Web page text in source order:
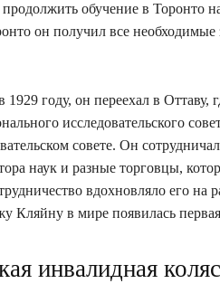
продолжить обучение в Торонто
он получил все
году, он переехал в Оттаву,
исследовательского
совете. Он
наук и разные торговцы,
вдохновляло его
в мире появилась первая
инвалидная